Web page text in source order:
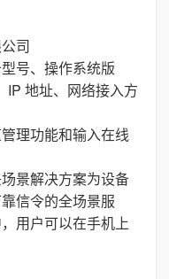
司
号、操作系统版
IP 地址、网络接入方
理功能和输入在线
景解决方案为设备
信令的全场景服
用户可以在手机上